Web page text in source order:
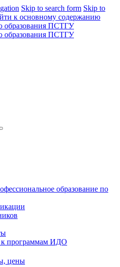
Skip to search form Skip to
к основному содержанию
образование по
к программам ИДО
цены